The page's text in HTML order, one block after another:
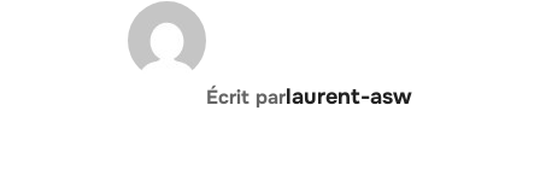
AUTEUR DE LA PUBLICATION
Écrit parlaurent-asw